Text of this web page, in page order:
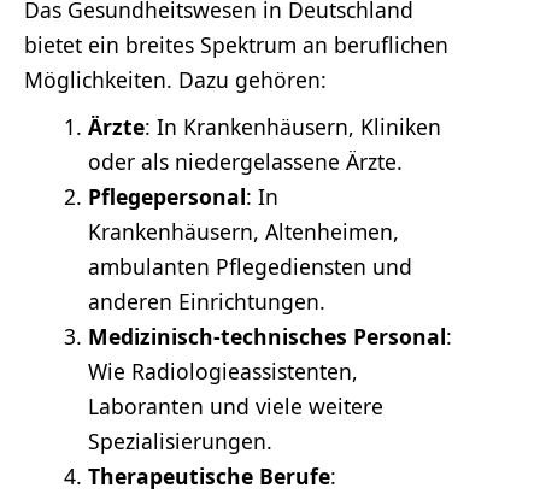
Das Gesundheitswesen in Deutschland
bietet ein breites Spektrum an beruflichen
Möglichkeiten. Dazu gehören:
Ärzte: In Krankenhäusern, Kliniken
oder als niedergelassene Ärzte.
Pflegepersonal: In
Krankenhäusern, Altenheimen,
ambulanten Pflegediensten und
anderen Einrichtungen.
Medizinisch-technisches Personal:
Wie Radiologieassistenten,
Laboranten und viele weitere
Spezialisierungen.
Therapeutische Berufe: